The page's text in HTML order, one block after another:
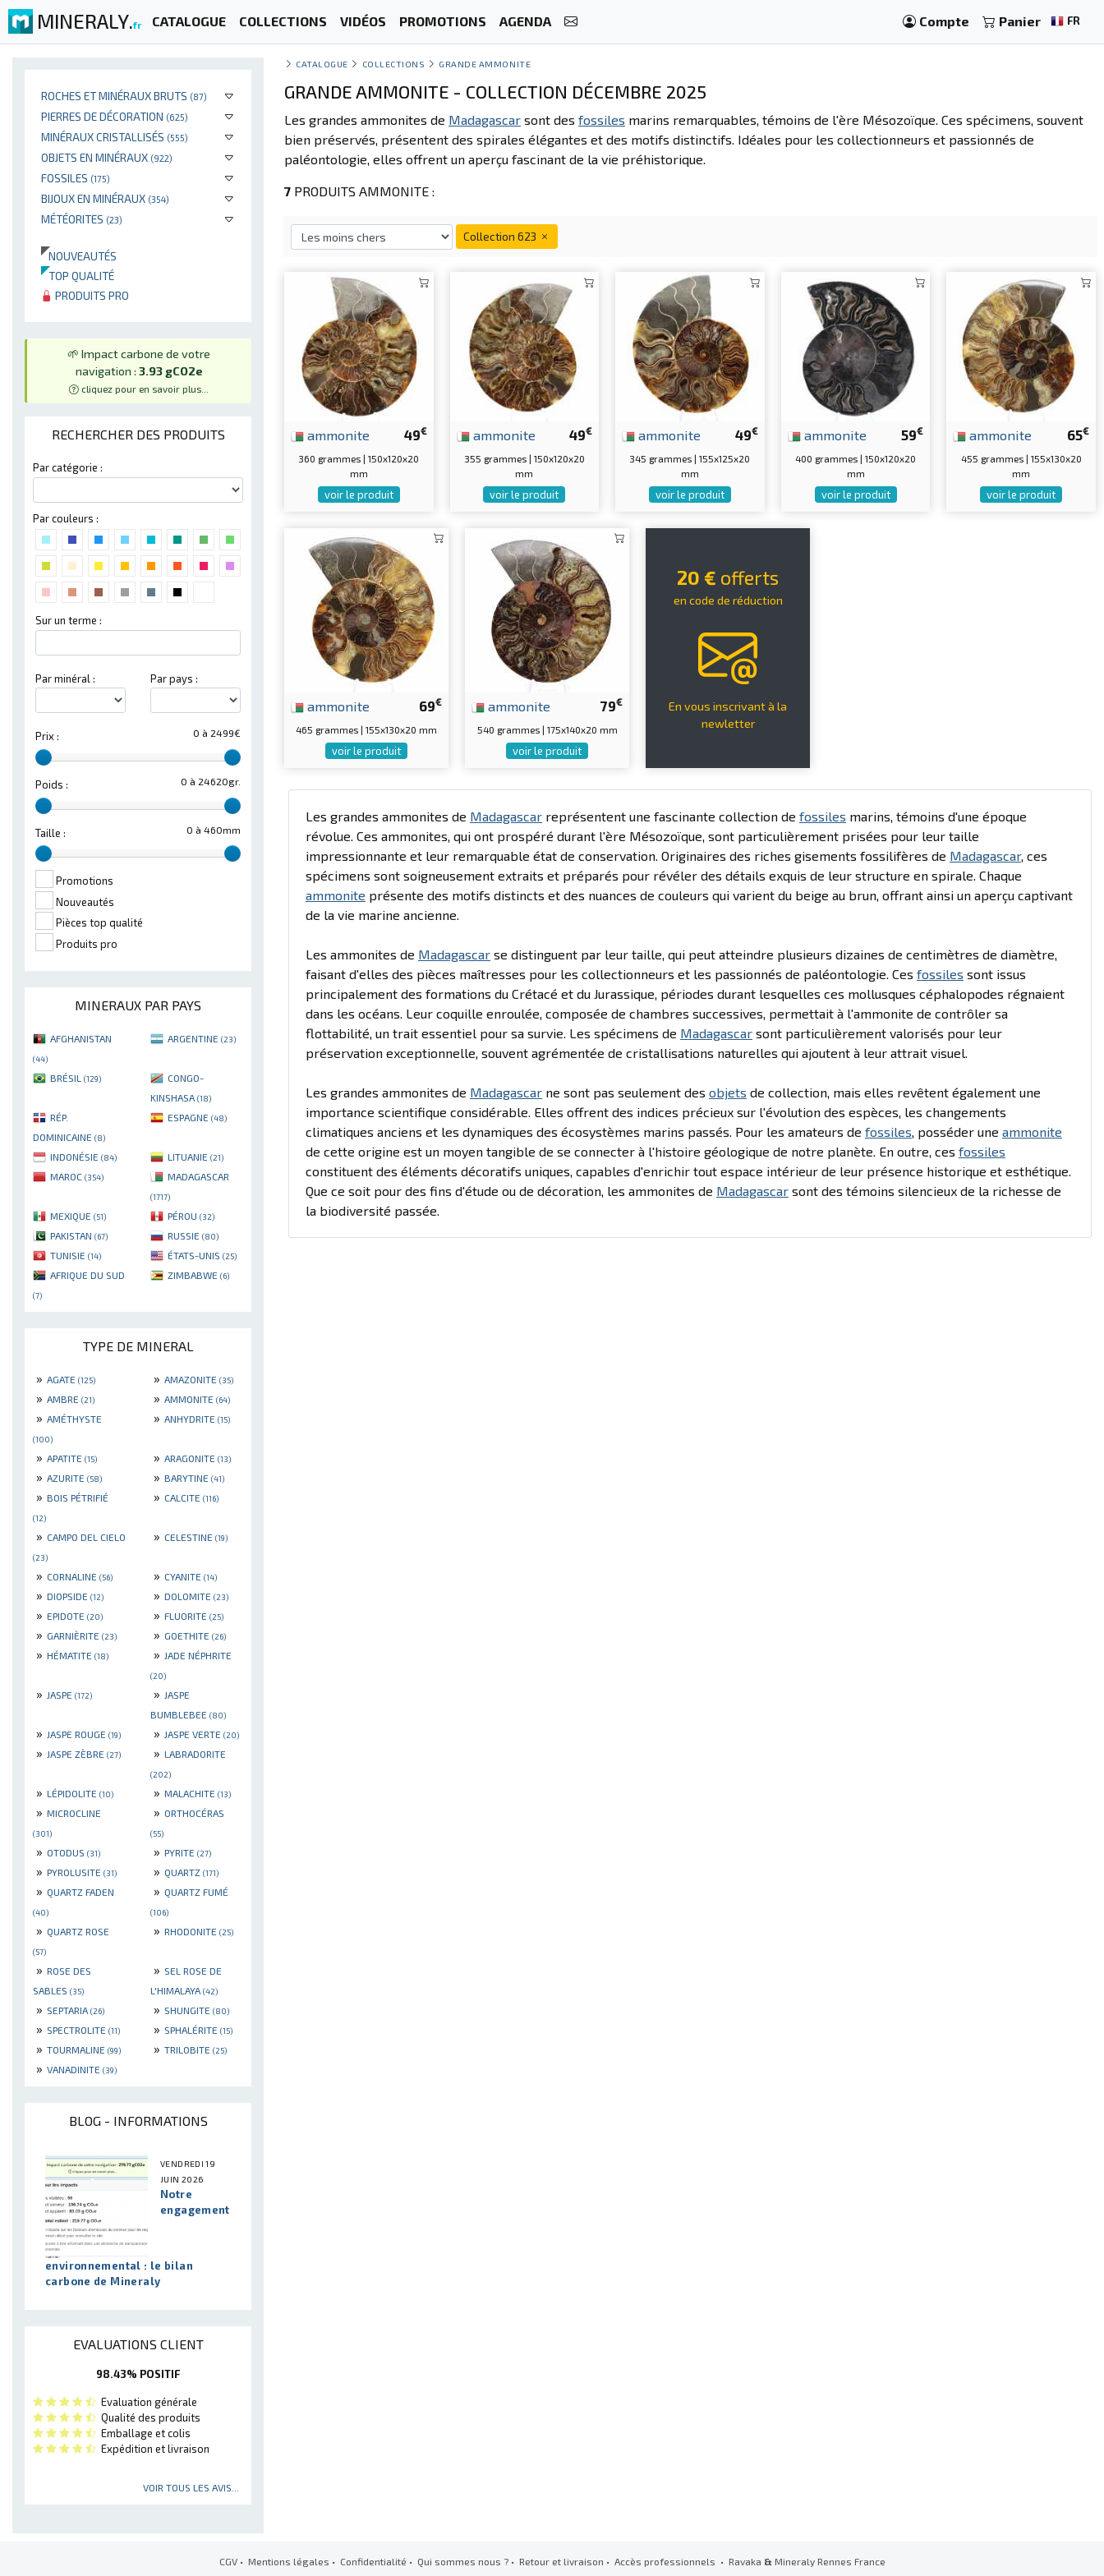
MINERALY.fr CATALOGUE COLLECTIONS VIDÉOS PROMOTIONS AGENDA Compte Panier FR
ROCHES ET MINÉRAUX BRUTS (87)
PIERRES DE DÉCORATION (625)
MINÉRAUX CRISTALLISÉS (555)
OBJETS EN MINÉRAUX (922)
FOSSILES (175)
BIJOUX EN MINÉRAUX (354)
MÉTÉORITES (23)
NOUVEAUTÉS
TOP QUALITÉ
PRODUITS PRO
🌱 Impact carbone de votre
navigation : 3.93 gCO2e
cliquez pour en savoir plus...
RECHERCHER DES PRODUITS
Par catégorie :
Par couleurs :
Sur un terme :
Par minéral : Par pays :
0 à 2499€
Prix :
0 à 24620gr.
Poids :
0 à 460mm
Taille :
Promotions
Nouveautés
Pièces top qualité
Produits pro
MINERAUX PAR PAYS
AFGHANISTAN
(44)
ARGENTINE (23)
BRÉSIL (129)
CONGO-
KINSHASA (18)
RÉP.
DOMINICAINE (8)
ESPAGNE (48)
INDONÉSIE (84) LITUANIE (21)
MAROC (354) MADAGASCAR
(1717)
MEXIQUE (51) PÉROU (32)
PAKISTAN (67) RUSSIE (80)
TUNISIE (14) ÉTATS-UNIS (25)
AFRIQUE DU SUD
(7)
ZIMBABWE (6)
TYPE DE MINERAL
» AGATE (125) » AMAZONITE (35)
» AMBRE (21) » AMMONITE (64)
» AMÉTHYSTE
(100)
» ANHYDRITE (15)
» APATITE (15) » ARAGONITE (13)
» AZURITE (58) » BARYTINE (41)
» BOIS PÉTRIFIÉ
(12)
» CALCITE (116)
» CAMPO DEL CIELO
(23)
» CELESTINE (19)
» CORNALINE (56) » CYANITE (14)
» DIOPSIDE (12) » DOLOMITE (23)
» EPIDOTE (20) » FLUORITE (25)
» GARNIÈRITE (23) » GOETHITE (26)
» HÉMATITE (18) » JADE NÉPHRITE
(20)
» JASPE (172) » JASPE
BUMBLEBEE (80)
» JASPE ROUGE (19) » JASPE VERTE (20)
» JASPE ZÈBRE (27) » LABRADORITE
(202)
» LÉPIDOLITE (10) » MALACHITE (13)
» MICROCLINE
(301)
» ORTHOCÉRAS
(55)
» OTODUS (31) » PYRITE (27)
» PYROLUSITE (31) » QUARTZ (171)
» QUARTZ FADEN
(40)
» QUARTZ FUMÉ
(106)
» QUARTZ ROSE
(57)
» RHODONITE (25)
» ROSE DES
SABLES (35)
» SEL ROSE DE
L'HIMALAYA (42)
» SEPTARIA (26) » SHUNGITE (80)
» SPECTROLITE (11) » SPHALÉRITE (15)
» TOURMALINE (99) » TRILOBITE (25)
» VANADINITE (39)
BLOG - INFORMATIONS
VENDREDI 19
JUIN 2026
Notre
engagement
environnemental : le bilan
carbone de Mineraly
EVALUATIONS CLIENT
98.43% POSITIF
Evaluation générale
Qualité des produits
Emballage et colis
Expédition et livraison
VOIR TOUS LES AVIS...
CATALOGUE COLLECTIONS GRANDE AMMONITE
GRANDE AMMONITE - COLLECTION DÉCEMBRE 2025
Les grandes ammonites de Madagascar sont des fossiles marins remarquables, témoins de l'ère Mésozoïque. Ces spécimens, souvent
bien préservés, présentent des spirales élégantes et des motifs distinctifs. Idéales pour les collectionneurs et passionnés de
paléontologie, elles offrent un aperçu fascinant de la vie préhistorique.
7 PRODUITS AMMONITE :
Collection 623
49€
ammonite
360 grammes | 150x120x20
mm
voir le produit
49€
ammonite
355 grammes | 150x120x20
mm
voir le produit
49€
ammonite
345 grammes | 155x125x20
mm
voir le produit
59€
ammonite
400 grammes | 150x120x20
mm
voir le produit
65€
ammonite
455 grammes | 155x130x20
mm
voir le produit
69€
ammonite
465 grammes | 155x130x20 mm
voir le produit
79€
ammonite
540 grammes | 175x140x20 mm
voir le produit
20 € offerts
en code de réduction
En vous inscrivant à la
newletter
Les grandes ammonites de Madagascar représentent une fascinante collection de fossiles marins, témoins d'une époque
révolue. Ces ammonites, qui ont prospéré durant l'ère Mésozoïque, sont particulièrement prisées pour leur taille
impressionnante et leur remarquable état de conservation. Originaires des riches gisements fossilifères de Madagascar, ces
spécimens sont soigneusement extraits et préparés pour révéler des détails exquis de leur structure en spirale. Chaque
ammonite présente des motifs distincts et des nuances de couleurs qui varient du beige au brun, offrant ainsi un aperçu captivant
de la vie marine ancienne.
Les ammonites de Madagascar se distinguent par leur taille, qui peut atteindre plusieurs dizaines de centimètres de diamètre,
faisant d'elles des pièces maîtresses pour les collectionneurs et les passionnés de paléontologie. Ces fossiles sont issus
principalement des formations du Crétacé et du Jurassique, périodes durant lesquelles ces mollusques céphalopodes régnaient
dans les océans. Leur coquille enroulée, composée de chambres successives, permettait à l'ammonite de contrôler sa
flottabilité, un trait essentiel pour sa survie. Les spécimens de Madagascar sont particulièrement valorisés pour leur
préservation exceptionnelle, souvent agrémentée de cristallisations naturelles qui ajoutent à leur attrait visuel.
Les grandes ammonites de Madagascar ne sont pas seulement des objets de collection, mais elles revêtent également une
importance scientifique considérable. Elles offrent des indices précieux sur l'évolution des espèces, les changements
climatiques anciens et les dynamiques des écosystèmes marins passés. Pour les amateurs de fossiles , posséder une ammonite
de cette origine est un moyen tangible de se connecter à l'histoire géologique de notre planète. En outre, ces fossiles
constituent des éléments décoratifs uniques, capables d'enrichir tout espace intérieur de leur présence historique et esthétique.
Que ce soit pour des fins d'étude ou de décoration, les ammonites de Madagascar sont des témoins silencieux de la richesse de
la biodiversité passée.
CGV• Mentions légales • Confidentialité • Qui sommes nous ?• Retour et livraison • Accès professionnels • Ravaka & Mineraly Rennes France